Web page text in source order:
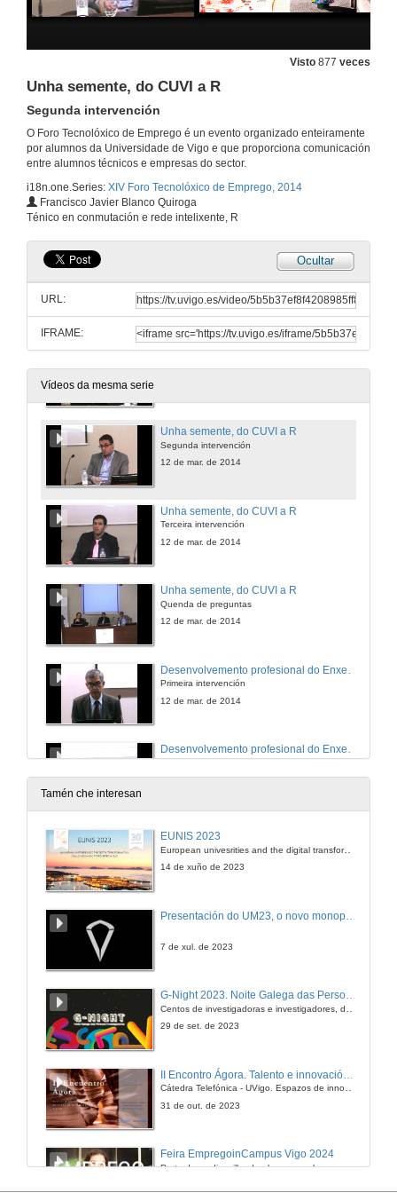
Visto 877 veces
Unha semente, do CUVI a R
Segunda intervención
O Foro Tecnolóxico de Emprego é un evento organizado enteiramente
por alumnos da Universidade de Vigo e que proporciona comunicación
entre alumnos técnicos e empresas do sector.
i18n.one.Series: XIV Foro Tecnolóxico de Emprego, 2014
Francisco Javier Blanco Quiroga
Ténico en conmutación e rede intelixente, R
Ocultar
URL:
IFRAME:
Vídeos da mesma serie
14 de mar. de 2014
CRCC Asia: Prácticas en China
14 de mar. de 2014
CRCC Asia: Prácticas en China
Quenda de preguntas
14 de mar. de 2014
Unha semente, do CUVI a R
Unha semente, do CUVI a R
Segunda intervención
12 de mar. de 2014
Unha semente, do CUVI a R
Terceira intervención
12 de mar. de 2014
Unha semente, do CUVI a R
Quenda de preguntas
12 de mar. de 2014
Primeira intervención
12 de mar. de 2014
Desenvolvemento profesional do Enxeñeiro de Telecomunicación e o seu acceso ao mercado laboral
12 de mar. de 2014
Conclusión e preguntas
Primeira intervención
Segunda intervención
Quenda de preguntas
Primeira intervención
Tamén che interesan
EUNIS 2023
European univesrities and the digital transformation: challenges and opportunities ahead
14 de xuño de 2023
7 de xul. de 2023
G-Night 2023. Noite Galega das Persoas Investigadoras. Conciencias creativas
29 de set. de 2023
Cátedra Telefónica - UVigo. Espazos de innovación
31 de out. de 2023
Feira EmpregoinCampus Vigo 2024
Preto de medio millar de alumnas e alumnos buscan coñecer máis de preto as oportunidades que lles achegan as arredor de medio cento de empresas que participan na edición viguesa da feira. Xunto coa visita aos stands, durante a feria desenvólvense varias actividades complementarias, como obradoiros, conversas, mesas redondas ou o pasaporte de empregabilidade, un espazo no que poderán recibir asesoramento sobre o seu CV.